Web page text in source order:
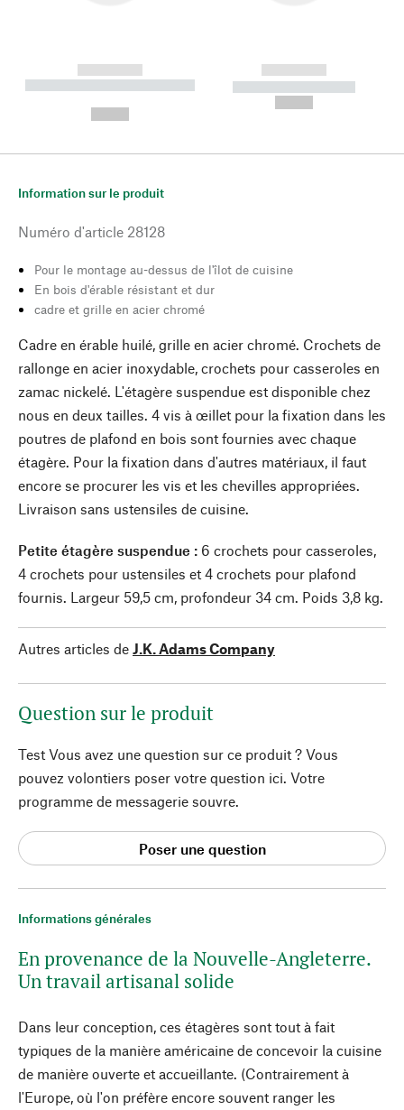
------------
----------- ----------- --------
------------
----------- -----------
Informations générales
En provenance de la Nouvelle-Angleterre.
Un travail artisanal solide
Dans leur conception, ces étagères sont tout à fait
typiques de la manière américaine de concevoir la cuisine
de manière ouverte et accueillante. (Contrairement à
l'Europe, où l'on préfère encore souvent ranger les
Information sur le produit
Numéro d'article 28128
Pour le montage au-dessus de l'îlot de cuisine
En bois d'érable résistant et dur
cadre et grille en acier chromé
Cadre en érable huilé, grille en acier chromé. Crochets de
rallonge en acier inoxydable, crochets pour casseroles en
zamac nickelé. L'étagère suspendue est disponible chez
nous en deux tailles. 4 vis à œillet pour la fixation dans les
poutres de plafond en bois sont fournies avec chaque
étagère. Pour la fixation dans d'autres matériaux, il faut
encore se procurer les vis et les chevilles appropriées.
Livraison sans ustensiles de cuisine.
Petite étagère suspendue : 6 crochets pour casseroles,
4 crochets pour ustensiles et 4 crochets pour plafond
fournis. Largeur 59,5 cm, profondeur 34 cm. Poids 3,8 kg.
Autres articles de J.K. Adams Company
Question sur le produit
Test Vous avez une question sur ce produit ? Vous
pouvez volontiers poser votre question ici. Votre
programme de messagerie souvre.
Poser une question